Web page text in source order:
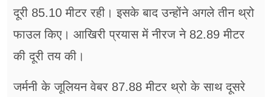
दूरी 85.10 मीटर रही। इसके बाद उन्होंने अगले तीन थ्रो
फाउल किए। आखिरी प्रयास में नीरज ने 82.89 मीटर
की दूरी तय की।
जर्मनी के जूलियन वेबर 87.88 मीटर थ्रो के साथ दूसरे